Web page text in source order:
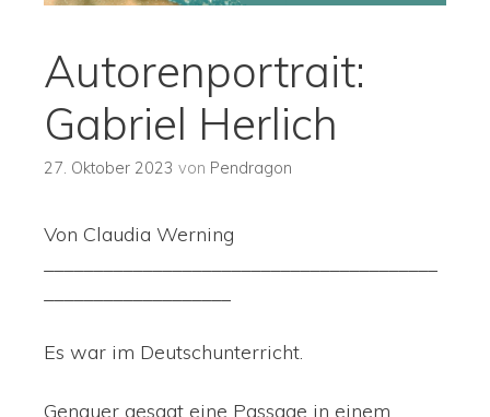
Autorenportrait:
Gabriel Herlich
27. Oktober 2023 von Pendragon
Von Claudia Werning
Es war im Deutschunterricht.
Genauer gesagt eine Passage in einem